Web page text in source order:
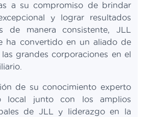
a su compromiso de brindar
y lograr resultados
de manera consistente, JLL
ha convertido en un aliado de
grandes corporaciones en el
de su conocimiento experto
local junto con los amplios
de JLL y liderazgo en la